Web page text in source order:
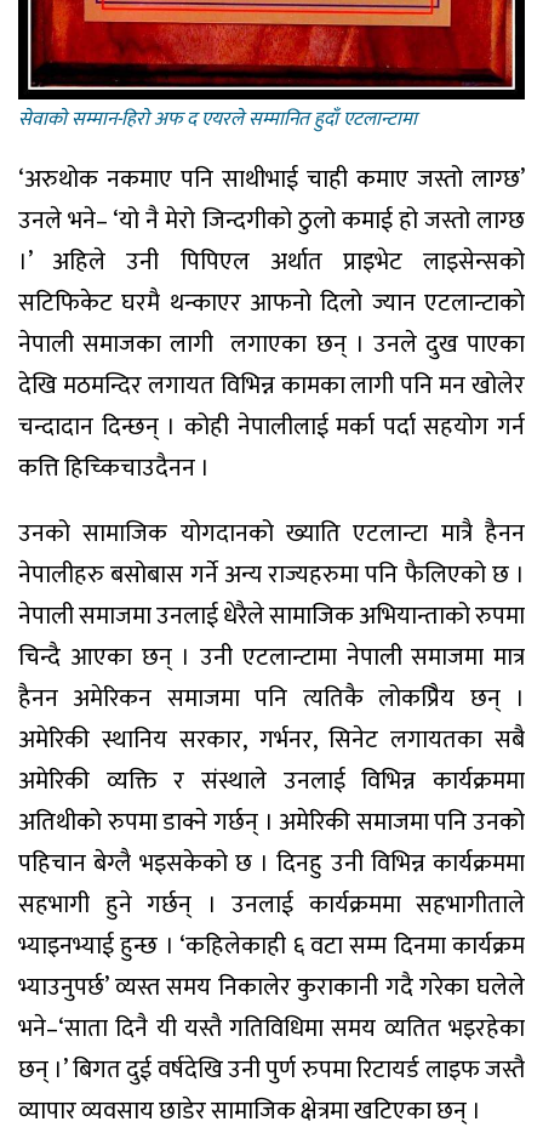
सेवाकाे सम्मान-हिराे अफ द एयरले सम्मानित हुदाँ एटलान्टामा
‘अरुथोक नकमाए पनि साथीभाई चाही कमाए जस्तो लाग्छ’
उनले भने– ‘यो नै मेरो जिन्दगीको ठुलो कमाई हो जस्तो लाग्छ
।’ अहिले उनी पिपिएल अर्थात प्राइभेट लाइसेन्सको
सटिफिकेट घरमै थन्काएर आफनो दिलो ज्यान एटलान्टाकाे
नेपाली समाजका लागी लगाएका छन् । उनले दुख पाएका
देखि मठमन्दिर लगायत विभिन्न कामका लागी पनि मन खोलेर
चन्दादान दिन्छन् । कोही नेपालीलाई मर्का पर्दा सहयोग गर्न
कत्ति हिच्किचाउदैनन ।
उनको सामाजिक योगदानको ख्याति एटलान्टा मात्रै हैनन
नेपालीहरु बसोबास गर्ने अन्य राज्यहरुमा पनि फैलिएको छ ।
नेपाली समाजमा उनलाई धेरैले सामाजिक अभियान्ताको रुपमा
चिन्दै आएका छन् । उनी एटलान्टामा नेपाली समाजमा मात्र
हैनन अमेरिकन समाजमा पनि त्यतिकै लोकप्रिैय छन् ।
अमेरिकी स्थानिय सरकार, गर्भनर, सिनेट लगायतका सबै
अमेरिकी व्यक्ति र संस्थाले उनलाई विभिन्न कार्यक्रममा
अतिथीको रुपमा डाक्ने गर्छन् । अमेरिकी समाजमा पनि उनको
पहिचान बेग्लै भइसकेको छ । दिनहु उनी विभिन्न कार्यक्रममा
सहभागी हुने गर्छन् । उनलाई कार्यक्रममा सहभागीताले
भ्याइनभ्याई हुन्छ । ‘कहिलेकाही ६ वटा सम्म दिनमा कार्यक्रम
भ्याउनुपर्छ’ व्यस्त समय निकालेर कुराकानी गदै गरेका घलेले
भने–‘साता दिनै यी यस्तै गतिविधिमा समय व्यतित भइरहेका
छन् ।’ बिगत दुई वर्षदेखि उनी पुर्ण रुपमा रिटायर्ड लाइफ जस्तै
व्यापार व्यवसाय छाडेर सामाजिक क्षेत्रमा खटिएका छन् ।